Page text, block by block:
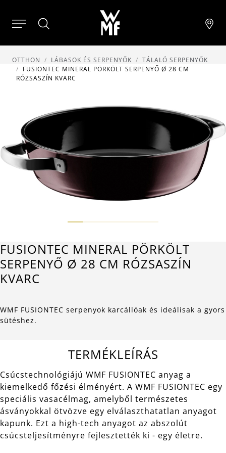
OTTHON LÁBASOK ÉS SERPENYŐK
TÁLALÓ SERPENYŐK
FUSIONTEC MINERAL PÖRKÖLT SERPENYŐ Ø 28 CM
RÓZSASZÍN KVARC
FUSIONTEC MINERAL PÖRKÖLT
SERPENYŐ Ø 28 CM RÓZSASZÍN
KVARC
WMF FUSIONTEC serpenyok karcállóak és ideálisak a gyors
sütéshez.
TERMÉKLEÍRÁS
Csúcstechnológiájú WMF FUSIONTEC anyag a
kiemelkedő főzési élményért. A WMF FUSIONTEC egy
speciális vasacélmag, amelyből természetes
ásványokkal ötvözve egy elválaszthatatlan anyagot
kapunk. Ezt a high-tech anyagot az abszolút
csúcsteljesítményre fejlesztették ki - egy életre.